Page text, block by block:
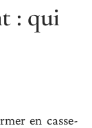
: qui
en casse-